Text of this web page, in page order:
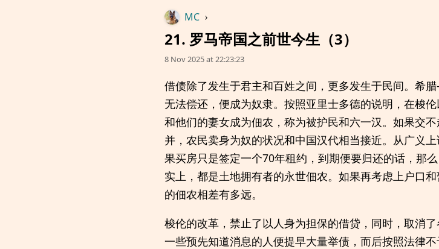
MC ›
21. 罗马帝国之前世今生（3）
8 Nov 2025 at 22:23:23
借债除了发生于君主和百姓之间，更多发生于民间。希
无法偿还，便成为奴隶。按照亚里士多德的说明，在梭
和他们的妻女成为佃农，称为被护民和六一汉。如果交
并，农民卖身为奴的状况和中国汉代相当接近。从广义
果买房只是签定一个70年租约，到期便要归还的话，那
实上，都是土地拥有者的永世佃农。如果再考虑上户口
的佃农相差有多远。
梭伦的改革，禁止了以人身为担保的借贷，同时，取消
一些预先知道消息的人便提早大量举债，而后按照法律